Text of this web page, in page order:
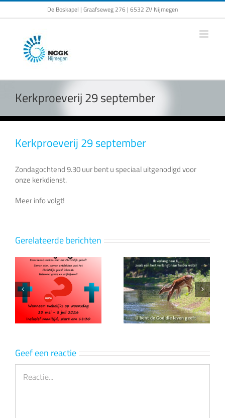
Ga
naar
De Boskapel | Graafseweg 276 | 6532 ZV Nijmegen
Kerkproeverij 29 september
Kerkproeverij 29 september
Zondagochtend 9.30 uur bent u speciaal uitgenodigd voor
onze kerkdienst.
Meer info volgt!
Gerelateerde berichten
Ik verlang naar
U
>Een gezegend
2026 gewenst!
Geef een reactie